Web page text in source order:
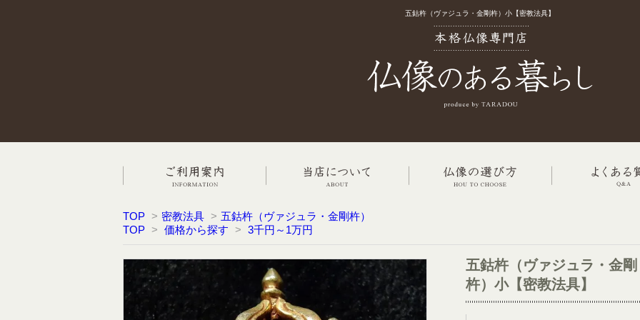
五鈷杵（ヴァジュラ・金剛杵）小【密教法具】
TOP > 密教法具 > 五鈷杵（ヴァジュラ・金剛杵）
TOP > 価格から探す > 3千円～1万円
五鈷杵（ヴァジュラ・金剛
杵）小【密教法具】